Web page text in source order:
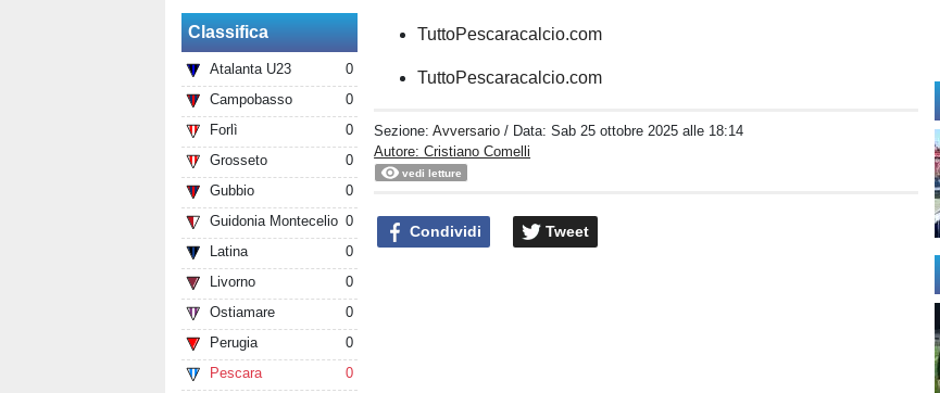
Classifica
Atalanta U23
0
Campobasso
0
Forlì
0
Grosseto
0
Gubbio
0
Guidonia Montecelio 0
Latina
0
Livorno
0
Ostiamare
0
Perugia
0
Pescara
0
TuttoPescaracalcio.com
TuttoPescaracalcio.com
Sezione:Avversario / Data:Sab 25 ottobre 2025 alle 18:14
Autore: Cristiano Comelli
vedi letture
Condividi Tweet